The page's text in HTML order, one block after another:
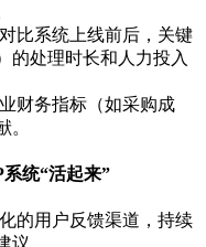
比系统上线前后，关键
的处理时长和人力投入
财务指标（如采购成
。
统“活起来”
的用户反馈渠道，持续